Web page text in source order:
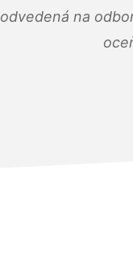
odvedená na